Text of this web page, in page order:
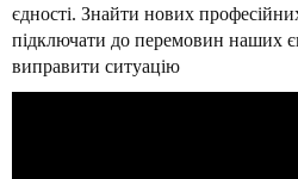
єдності. Знайти нових
підключати до перемовин наших
виправити ситуацію